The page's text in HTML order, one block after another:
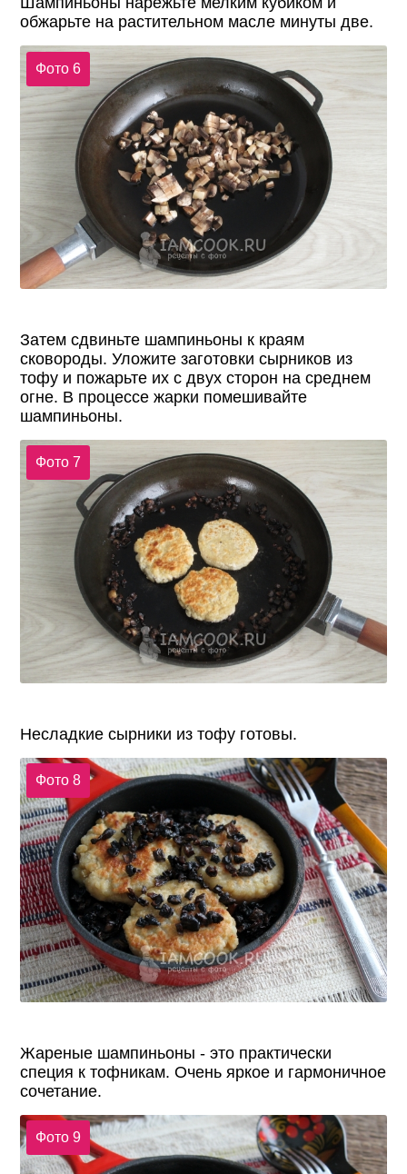
обжарьте на растительном масле минуты две.
Фото 6
Затем сдвиньте шампиньоны к краям
сковороды. Уложите заготовки сырников из
тофу и пожарьте их с двух сторон на среднем
огне. В процессе жарки помешивайте
шампиньоны.
Фото 7
Несладкие сырники из тофу готовы.
Фото 8
Жареные шампиньоны - это практически
специя к тофникам. Очень яркое и гармоничное
сочетание.
Фото 9